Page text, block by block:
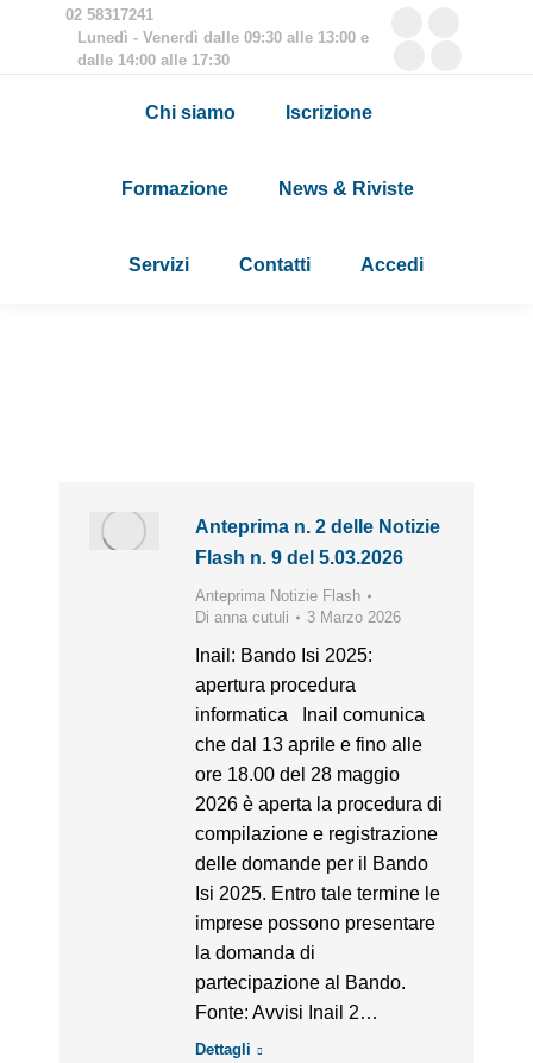
02 58317241
Lunedì - Venerdì dalle 09:30 alle 13:00 e
dalle 14:00 alle 17:30
window
new
Chi siamo Iscrizione
Formazione News & Riviste
Servizi Contatti Accedi
Anteprima n. 2 delle Notizie
Flash n. 9 del 5.03.2026
Anteprima Notizie Flash
Dianna cutuli 3 Marzo 2026
Inail: Bando Isi 2025:
apertura procedura
informatica Inail comunica
che dal 13 aprile e fino alle
ore 18.00 del 28 maggio
2026 è aperta la procedura di
compilazione e registrazione
delle domande per il Bando
Isi 2025. Entro tale termine le
imprese possono presentare
la domanda di
partecipazione al Bando.
Fonte: Avvisi Inail 2…
Dettagli